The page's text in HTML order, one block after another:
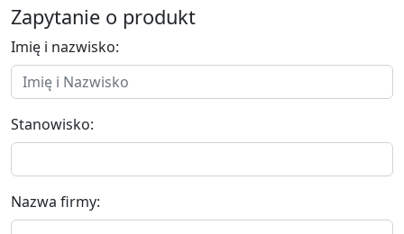
Zapytanie o produkt
Imię i nazwisko:
Stanowisko:
Nazwa firmy: